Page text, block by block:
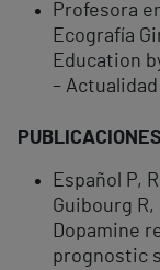
Profesora
Ecografía
​Education
– Actualidad
Español P,
Guibourg
Dopamine
prognostic